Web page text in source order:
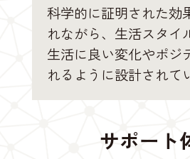
科学的に証明された効
れながら、生活スタイ
生活に良い変化やポジ
れるように設計されて
サポート